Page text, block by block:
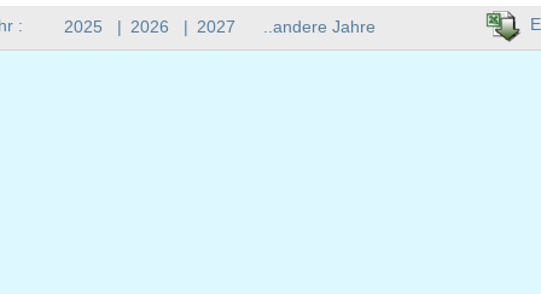
: 2025 | 2026 | 2027 ..andere Jahre